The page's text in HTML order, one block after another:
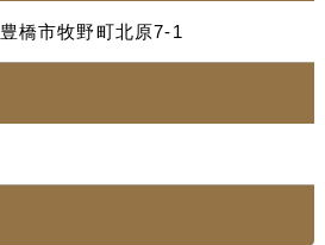
橋市牧野町北原7-1